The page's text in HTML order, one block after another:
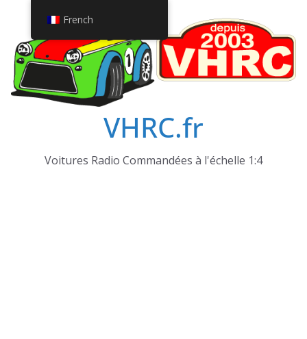
contenu
VHRC.fr
Voitures Radio Commandées à l'échelle 1:4
French